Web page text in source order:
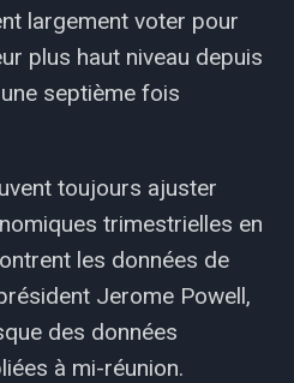
largement voter pour
plus haut niveau depuis
septième fois
toujours ajuster
trimestrielles en
les données de
Jerome Powell,
des données
à mi-réunion.